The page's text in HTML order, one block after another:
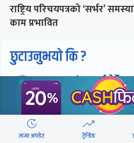
राष्ट्रिय परिचयपत्रको ‘सर्भर’
काम प्रभावित
छुटाउनुभयो कि ?
संसद्लाई टेर्दैनन्
छन् सभामुख
‘अस्थायी
ताजा अपडेट ट्रेन्डिङ